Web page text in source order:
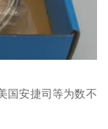
国安捷司等为数不